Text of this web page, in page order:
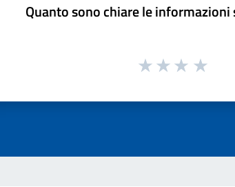
Quanto sono chiare le informazioni